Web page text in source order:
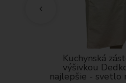
Kuchynská
výšivkou
najlepšie - svetlo